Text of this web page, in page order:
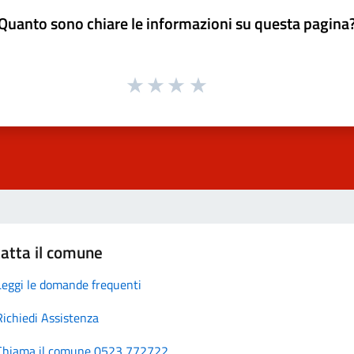
sono chiare le informazioni su questa
il comune
le domande frequenti
Assistenza